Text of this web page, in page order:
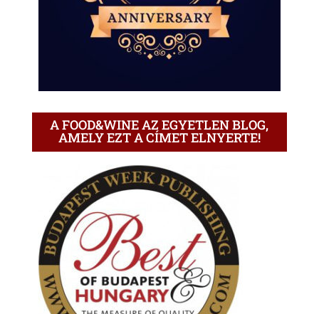
A FOOD&WINE AZ EGYETLEN BLOG,
AMELY EZT A CÍMET ELNYERTE!